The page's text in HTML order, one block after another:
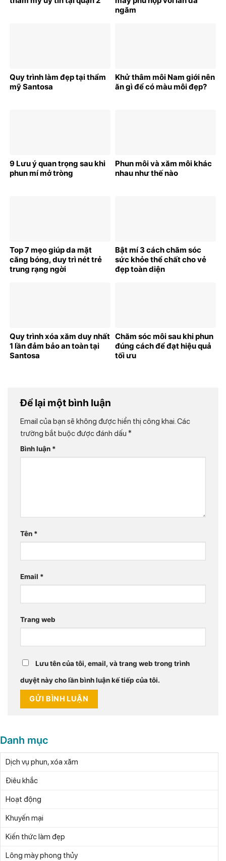
ngăm
Quy trình làm đẹp tại thẩm
mỹ Santosa
Khử thâm môi Nam giới nên
ăn gì để có màu môi đẹp?
9 Lưu ý quan trọng sau khi
phun mí mở tròng
Phun môi và xăm môi khác
nhau như thế nào
Top 7 mẹo giúp da mặt
căng bóng, duy trì nét trẻ
trung rạng ngời
Bật mí 3 cách chăm sóc
sức khỏe thể chất cho vẻ
đẹp toàn diện
Quy trình xóa xăm duy nhất
1 lần đảm bảo an toàn tại
Santosa
Chăm sóc môi sau khi phun
đúng cách để đạt hiệu quả
tối ưu
Để lại một bình luận
Email của bạn sẽ không được hiển thị công khai.Các
trường bắt buộc được đánh dấu *
Bình luận *
Tên *
Email *
Trang web
Lưu tên của tôi, email, và trang web trong trình
duyệt này cho lần bình luận kế tiếp của tôi.
Danh mục
Dịch vụ phun, xóa xăm
Điêu khắc
Hoạt động
Khuyến mại
Kiến thức làm đẹp
Lông mày phong thủy